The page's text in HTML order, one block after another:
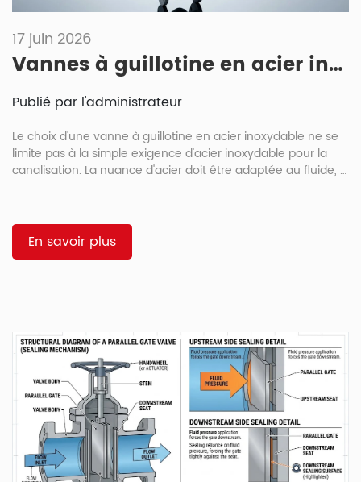
17 juin 2026
Vannes à guillotine en acier inoxydable : nuances CF8, CF8M, 316L, applications et comparaison de la résistance à la corrosion
Publié par l'administrateur
Le choix d'une vanne à guillotine en acier inoxydable ne se
limite pas à la simple exigence d'acier inoxydable pour la
canalisation. La nuance d'acier doit être adaptée au fluide, à
L'acier CF8 convient parfaitement aux applications
modérées, tandis que les aciers CF8M et 316L sont
généralement privilégiés lorsque les risques de corrosion,
En savoir plus